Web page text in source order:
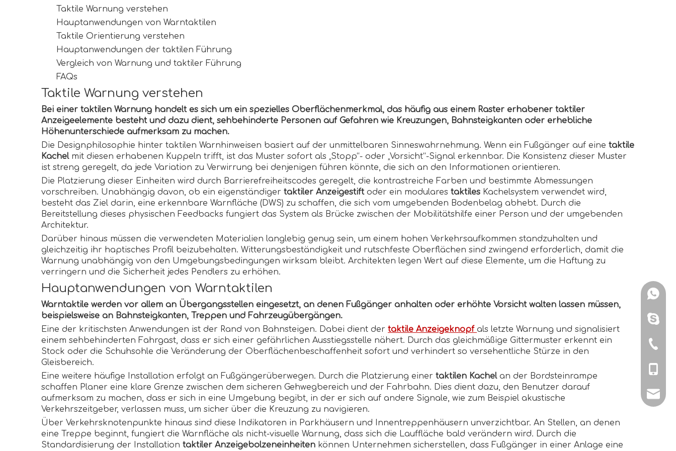
Taktile Warnung verstehen
Hauptanwendungen von Warntaktilen
Taktile Orientierung verstehen
Hauptanwendungen der taktilen Führung
Vergleich von Warnung und taktiler Führung
FAQs
Taktile Warnung verstehen
Bei einer taktilen Warnung handelt es sich um ein spezielles Oberflächenmerkmal, das häufig aus einem Raster erhabener taktiler
Anzeigeelemente besteht und dazu dient, sehbehinderte Personen auf Gefahren wie Kreuzungen, Bahnsteigkanten oder erhebliche
Höhenunterschiede aufmerksam zu machen.
Die Designphilosophie hinter taktilen Warnhinweisen basiert auf der unmittelbaren Sinneswahrnehmung. Wenn ein Fußgänger auf eine taktile
Kachel mit diesen erhabenen Kuppeln trifft, ist das Muster sofort als „Stopp“- oder „Vorsicht“-Signal erkennbar. Die Konsistenz dieser Muster
ist streng geregelt, da jede Variation zu Verwirrung bei denjenigen führen könnte, die sich an den Informationen orientieren.
Die Platzierung dieser Einheiten wird durch Barrierefreiheitscodes geregelt, die kontrastreiche Farben und bestimmte Abmessungen
vorschreiben. Unabhängig davon, ob ein eigenständiger taktiler Anzeigestift oder ein modulares taktiles Kachelsystem verwendet wird,
besteht das Ziel darin, eine erkennbare Warnfläche (DWS) zu schaffen, die sich vom umgebenden Bodenbelag abhebt. Durch die
Bereitstellung dieses physischen Feedbacks fungiert das System als Brücke zwischen der Mobilitätshilfe einer Person und der umgebenden
Architektur.
Darüber hinaus müssen die verwendeten Materialien langlebig genug sein, um einem hohen Verkehrsaufkommen standzuhalten und
gleichzeitig ihr haptisches Profil beizubehalten. Witterungsbeständigkeit und rutschfeste Oberflächen sind zwingend erforderlich, damit die
Warnung unabhängig von den Umgebungsbedingungen wirksam bleibt. Architekten legen Wert auf diese Elemente, um die Haftung zu
verringern und die Sicherheit jedes Pendlers zu erhöhen.
Hauptanwendungen von Warntaktilen
Warntaktile werden vor allem an Übergangsstellen eingesetzt, an denen Fußgänger anhalten oder erhöhte Vorsicht walten lassen müssen,
beispielsweise an Bahnsteigkanten, Treppen und Fahrzeugübergängen.
Eine der kritischsten Anwendungen ist der Rand von Bahnsteigen. Dabei dient der taktile Anzeigeknopf als letzte Warnung und signalisiert
einem sehbehinderten Fahrgast, dass er sich einer gefährlichen Ausstiegsstelle nähert. Durch das gleichmäßige Gittermuster erkennt ein
Stock oder die Schuhsohle die Veränderung der Oberflächenbeschaffenheit sofort und verhindert so versehentliche Stürze in den
Gleisbereich.
Eine weitere häufige Installation erfolgt an Fußgängerüberwegen. Durch die Platzierung einer taktilen Kachel an der Bordsteinrampe
schaffen Planer eine klare Grenze zwischen dem sicheren Gehwegbereich und der Fahrbahn. Dies dient dazu, den Benutzer darauf
aufmerksam zu machen, dass er sich in eine Umgebung begibt, in der er sich auf andere Signale, wie zum Beispiel akustische
Verkehrszeitgeber, verlassen muss, um sicher über die Kreuzung zu navigieren.
Über Verkehrsknotenpunkte hinaus sind diese Indikatoren in Parkhäusern und Innentreppenhäusern unverzichtbar. An Stellen, an denen
eine Treppe beginnt, fungiert die Warnfläche als nicht-visuelle Warnung, dass sich die Lauffläche bald verändern wird. Durch die
Standardisierung der Installation taktiler Anzeigebolzeneinheiten können Unternehmen sicherstellen, dass Fußgänger in einer Anlage eine
+86-